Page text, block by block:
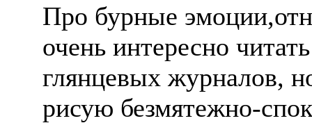
Про бурные
очень интересно
глянцевых журналов,
рисую безмятежно-